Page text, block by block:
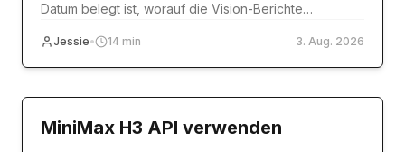
Datum belegt ist, worauf die Vision-Berichte
können.
Jessie• 14 min 3. Aug. 2026
Tutorial
MiniMax H3 API verwenden